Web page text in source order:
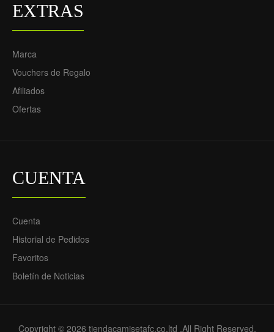
EXTRAS
Marca
Vouchers de Regalo
Afiliados
Ofertas
CUENTA
Cuenta
Historial de Pedidos
Favoritos
Boletín de Noticias
Copyright © 2026 tiendacamisetafc.co.ltd ,All Right Reserved.